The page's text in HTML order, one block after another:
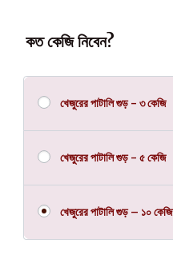
কত কেজি নিবেন?
খেজুরের পাটালি গুড় - ৩ কেজি
খেজুরের পাটালি গুড় - ৫ কেজি
খেজুরের পাটালি গুড় – ১০ কেজি